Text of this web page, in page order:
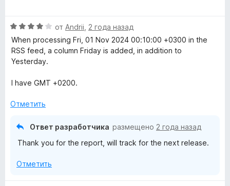
н
е
н
о
а
и
О
ц
е
н
н
н
от Andrii 2 года назад
When processing Fri, 01 Nov 2024 00:10:00 +0300 in the
RSS feed, a column Friday is added, in addition to
Yesterday.
I have GMT +0200.
Отметить
Ответ разработчика размещено 2 года назад
Thank you for the report, will track for the next release.
Отметить